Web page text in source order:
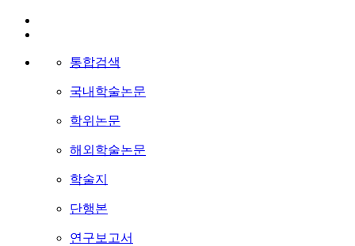
통합검색
국내학술논문
학위논문
해외학술논문
학술지
단행본
연구보고서